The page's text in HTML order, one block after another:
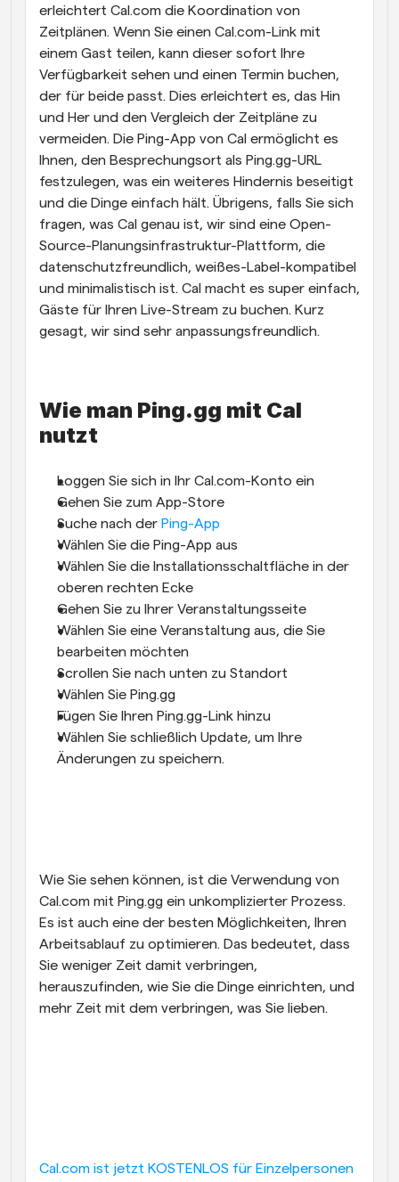
erleichtert Cal.com die Koordination von
Zeitplänen. Wenn Sie einen Cal.com-Link mit
einem Gast teilen, kann dieser sofort Ihre
Verfügbarkeit sehen und einen Termin buchen,
der für beide passt. Dies erleichtert es, das Hin
und Her und den Vergleich der Zeitpläne zu
vermeiden. Die Ping-App von Cal ermöglicht es
Ihnen, den Besprechungsort als Ping.gg-URL
festzulegen, was ein weiteres Hindernis beseitigt
und die Dinge einfach hält. Übrigens, falls Sie sich
fragen, was Cal genau ist, wir sind eine Open-
Source-Planungsinfrastruktur-Plattform, die
datenschutzfreundlich, weißes-Label-kompatibel
und minimalistisch ist. Cal macht es super einfach,
Gäste für Ihren Live-Stream zu buchen. Kurz
gesagt, wir sind sehr anpassungsfreundlich.
Wie man Ping.gg mit Cal
nutzt
Loggen Sie sich in Ihr Cal.com-Konto ein
Gehen Sie zum App-Store
Suche nach der Ping-App
Wählen Sie die Ping-App aus
Wählen Sie die Installationsschaltfläche in der
oberen rechten Ecke
Gehen Sie zu Ihrer Veranstaltungsseite
Wählen Sie eine Veranstaltung aus, die Sie
bearbeiten möchten
Scrollen Sie nach unten zu Standort
Wählen Sie Ping.gg
Fügen Sie Ihren Ping.gg-Link hinzu
Wählen Sie schließlich Update, um Ihre
Änderungen zu speichern.
Wie Sie sehen können, ist die Verwendung von
Cal.com mit Ping.gg ein unkomplizierter Prozess.
Es ist auch eine der besten Möglichkeiten, Ihren
Arbeitsablauf zu optimieren. Das bedeutet, dass
Sie weniger Zeit damit verbringen,
herauszufinden, wie Sie die Dinge einrichten, und
mehr Zeit mit dem verbringen, was Sie lieben.
Cal.com ist jetzt KOSTENLOS für Einzelpersonen